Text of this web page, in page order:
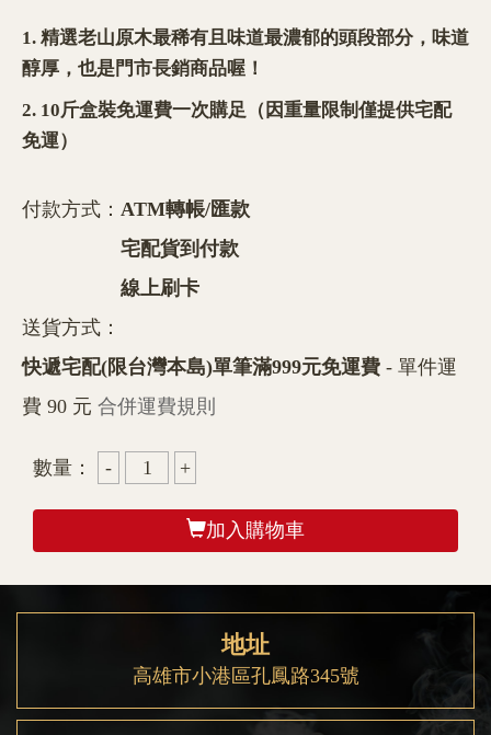
1. 精選老山原木最稀有且味道最濃郁的頭段部分，味道
醇厚，也是門市長銷商品喔！
2. 10斤盒裝免運費一次購足（因重量限制僅提供宅配
免運）
付款方式： ATM轉帳/匯款
宅配貨到付款
線上刷卡
送貨方式：
快遞宅配(限台灣本島)單筆滿999元免運費 - 單件運
費 90 元 合併運費規則
數量：
加入購物車
地址
高雄市小港區孔鳳路345號